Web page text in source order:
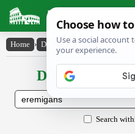
Latin
Home › Declensions / Conjugations
Declensions /
Search